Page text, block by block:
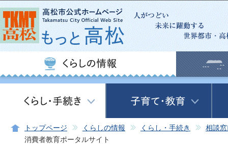
この
トップページ くらしの情報 くらし・手続き
相談
消費者教育ポータルサイト